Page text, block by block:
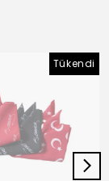
Tükendi